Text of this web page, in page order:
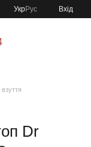
УкрРус Вхід
Dr